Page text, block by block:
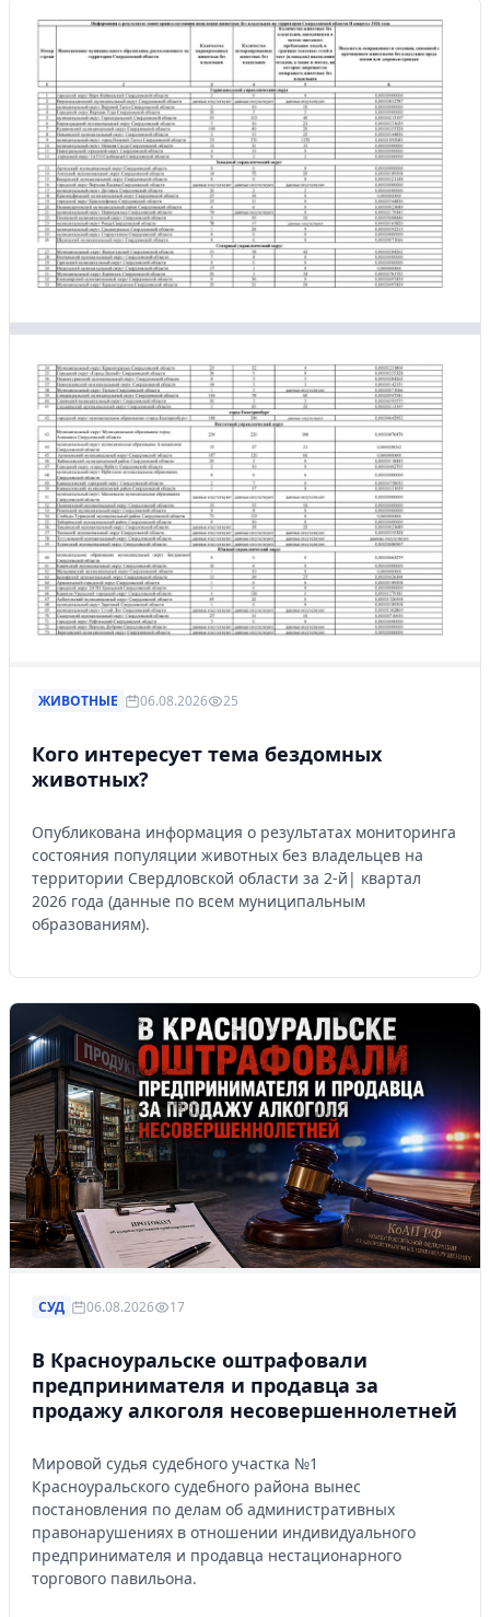
ЖИВОТНЫЕ 06.08.2026 25
Кого интересует тема бездомных
животных?
Опубликована информация о результатах мониторинга
состояния популяции животных без владельцев на
территории Свердловской области за 2-й| квартал
2026 года (данные по всем муниципальным
образованиям).
СУД 06.08.2026 17
В Красноуральске оштрафовали
предпринимателя и продавца за
продажу алкоголя несовершеннолетней
Мировой судья судебного участка №1
Красноуральского судебного района вынес
постановления по делам об административных
правонарушениях в отношении индивидуального
предпринимателя и продавца нестационарного
торгового павильона.